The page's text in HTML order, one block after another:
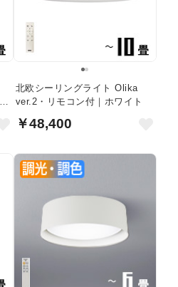
北欧シーリングライト Olika
ver.2・リモコン付｜ホワイト
￥48,400